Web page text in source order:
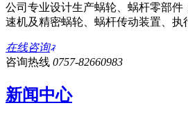
公司专业设计生产蜗轮、蜗杆零部件
速机及精密蜗轮、蜗杆传动装置、执
在线咨询
咨询热线 0757-82660983
新闻中心